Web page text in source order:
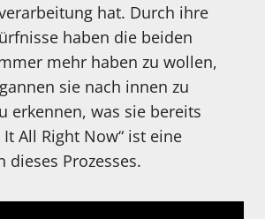
hat. Durch ihre
haben die beiden
mehr haben zu wollen,
sie nach innen zu
erkennen, was sie bereits
All Right Now“ ist eine
dieses Prozesses.